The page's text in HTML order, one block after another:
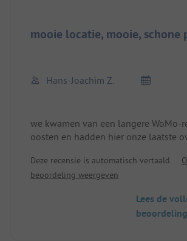
mooie locatie, mooie, schone
Hans-Joachim Z.
we kwamen van een langere WoMo-
oosten en hadden hier onze laatste
Eerst de verrassend lage prijs in
soortgelijke campings die we in het
Receptie zeer vriendelijk en
Deze recensie is automatisch vertaald.
beoordeling weergeven
Lees de
beoordeling